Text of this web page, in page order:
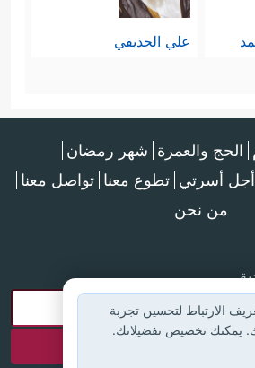
علي الحذيفي
الحج والعمرة شهر رمضان
أسرتي تطوع معنا تواصل معنا
من نحن
الارتباط لتحسين تجربة
يمكنك تخصيص تفضيلاتك.